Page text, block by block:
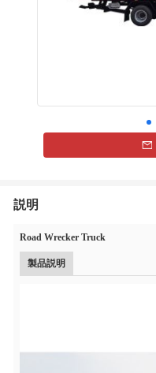
説明
Road Wrecker Truck
製品説明